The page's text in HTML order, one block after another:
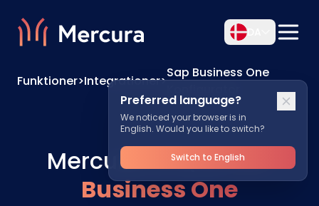
Preferred language?
We noticed your browser is in
English. Would you like to switch?
Switch to English
Funktioner>Integrationer>
Sap Business One
Mercura CPQ tilSAP
Business One